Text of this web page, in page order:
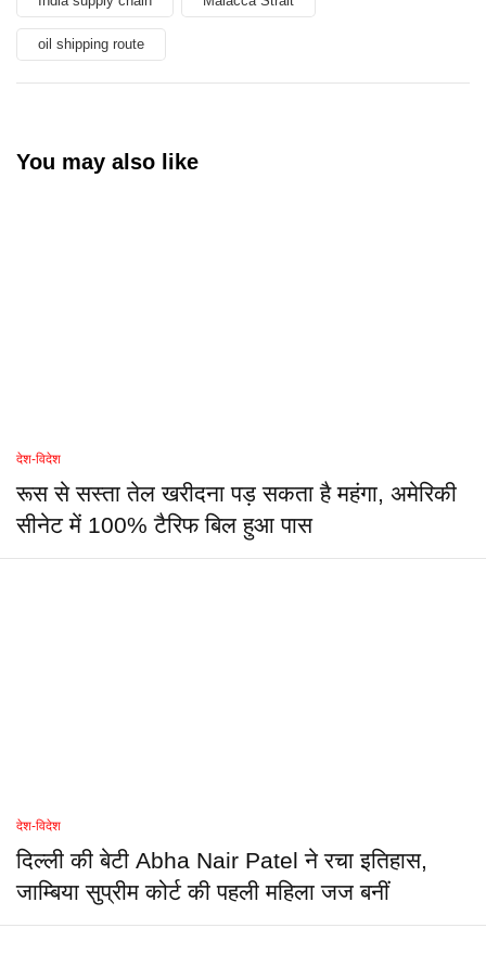
oil shipping route
You may also like
देश-विदेश
रूस से सस्ता तेल खरीदना पड़ सकता है महंगा, अमेरिकी
सीनेट में 100% टैरिफ बिल हुआ पास
देश-विदेश
दिल्ली की बेटी Abha Nair Patel ने रचा इतिहास,
जाम्बिया सुप्रीम कोर्ट की पहली महिला जज बनीं